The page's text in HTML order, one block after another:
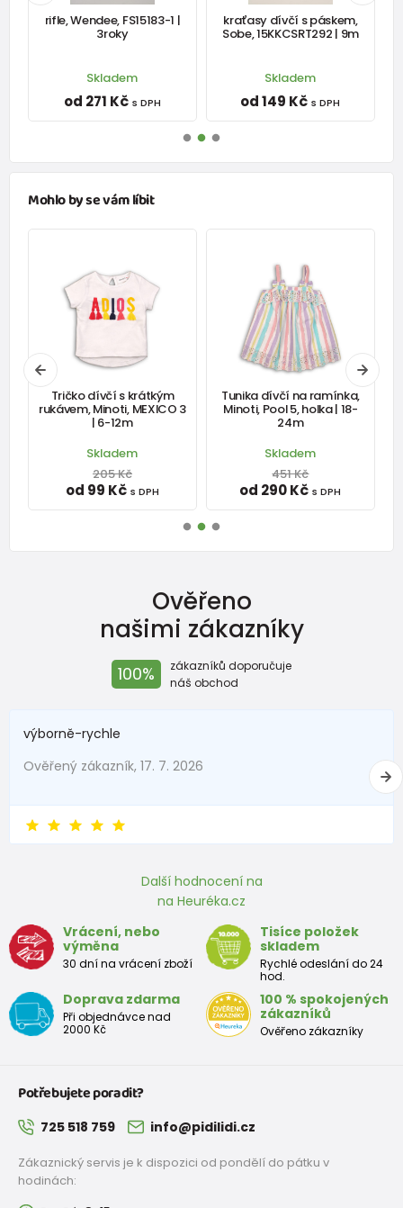
rifle, Wendee, FS15183-1 |
3roky
Skladem
od 271 Kč s DPH
kraťasy dívčí s páskem,
Sobe, 15KKCSRT292 | 9m
Skladem
od 149 Kč s DPH
Mohlo by se vám líbit
Tričko dívčí s krátkým
rukávem, Minoti, MEXICO 3
| 6-12m
Skladem
205 Kč
od 99 Kč s DPH
Tunika dívčí na ramínka,
Minoti, Pool 5, holka | 18-
24m
Skladem
451 Kč
od 290 Kč s DPH
Ověřeno
našimi zákazníky
100%
zákazníků doporučuje
náš obchod
výborně-rychle
Ověřený zákazník, 17. 7. 2026
Další hodnocení na
na Heuréka.cz
Vrácení, nebo
výměna
30 dní na vrácení zboží
Tisíce položek
skladem
Rychlé odeslání do 24
hod.
Doprava zdarma
Při objednávce nad
2000 Kč
100 % spokojených
zákazníků
Ověřeno zákazníky
Potřebujete poradit?
725 518 759 info@pidilidi.cz
Zákaznický servis je k dispozici od pondělí do pátku v
hodinách: